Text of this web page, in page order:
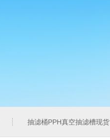
抽滤桶PPH真空抽滤槽现货